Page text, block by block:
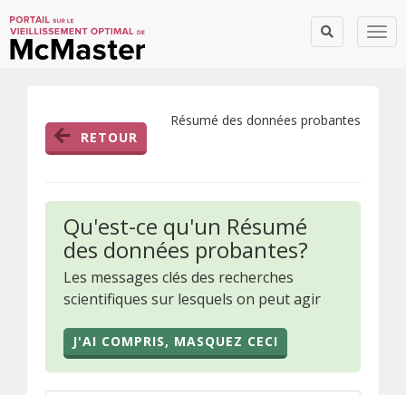
RETOUR
Résumé des données probantes
Qu'est-ce qu'un Résumé
des données probantes?
Les messages clés des recherches
scientifiques sur lesquels on peut agir
J'AI COMPRIS, MASQUEZ CECI